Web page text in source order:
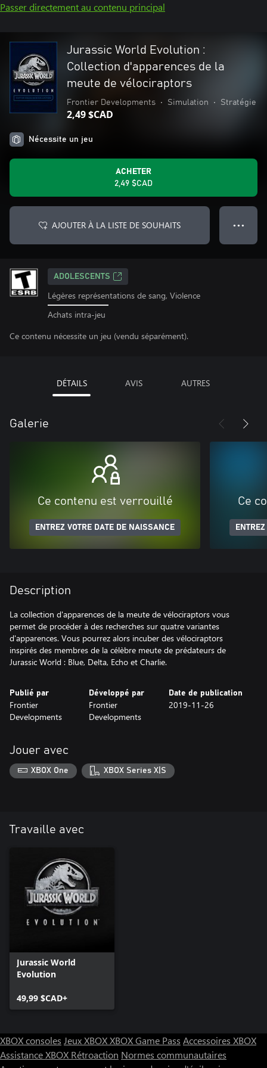
Passer directement au contenu principal
Jurassic World Evolution :
Collection d'apparences de la
meute de vélociraptors
Frontier Developments • Simulation • Stratégie
2,49 $CAD
Nécessite un jeu
ACHETER
2,49 $CAD
AJOUTER À LA LISTE DE SOUHAITS ● ● ●
ADOLESCENTS
Légères représentations de sang, Violence
Achats intra-jeu
Ce contenu nécessite un jeu (vendu séparément).
DÉTAILS AVIS AUTRES
Galerie
Ce contenu est verrouillé
ENTREZ VOTRE DATE DE NAISSANCE
Ce
Description
La collection d'apparences de la meute de vélociraptors vous
permet de procéder à des recherches sur quatre variantes
d'apparences. Vous pourrez alors incuber des vélociraptors
inspirés des membres de la célèbre meute de prédateurs de
Jurassic World : Blue, Delta, Echo et Charlie.
Publié par
Frontier
Developments
Développé par
Frontier
Developments
Date de publication
2019-11-26
Jouer avec
XBOX One XBOX Series X|S
Travaille avec
Jurassic World
Evolution
49,99 $CAD+
XBOX consoles Jeux XBOXXBOX Game Pass Accessoires XBOX
Assistance XBOX Rétroaction Normes communautaires